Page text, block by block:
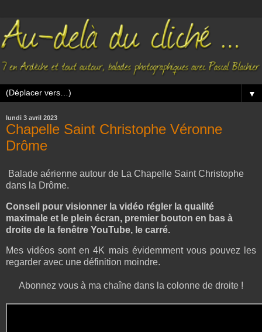
▼
lundi 3 avril 2023
Chapelle Saint Christophe Véronne
Drôme
Balade aérienne autour de La Chapelle Saint Christophe
dans la Drôme.
Conseil pour visionner la vidéo régler la qualité
maximale et le plein écran, premier bouton en bas à
droite de la fenêtre YouTube, le carré.
Mes vidéos sont en 4K mais évidemment vous pouvez les
regarder avec une définition moindre.
Abonnez vous à ma chaîne dans la colonne de droite !